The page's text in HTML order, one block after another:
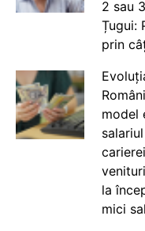
2 sau
Țugui:
prin
model
la
mici